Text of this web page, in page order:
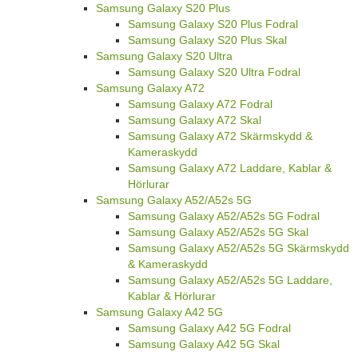
Samsung Galaxy S20 Plus
Samsung Galaxy S20 Plus Fodral
Samsung Galaxy S20 Plus Skal
Samsung Galaxy S20 Ultra
Samsung Galaxy S20 Ultra Fodral
Samsung Galaxy A72
Samsung Galaxy A72 Fodral
Samsung Galaxy A72 Skal
Samsung Galaxy A72 Skärmskydd &
Kameraskydd
Samsung Galaxy A72 Laddare, Kablar &
Hörlurar
Samsung Galaxy A52/A52s 5G
Samsung Galaxy A52/A52s 5G Fodral
Samsung Galaxy A52/A52s 5G Skal
Samsung Galaxy A52/A52s 5G Skärmskydd
& Kameraskydd
Samsung Galaxy A52/A52s 5G Laddare,
Kablar & Hörlurar
Samsung Galaxy A42 5G
Samsung Galaxy A42 5G Fodral
Samsung Galaxy A42 5G Skal